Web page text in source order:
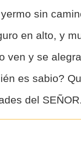
sin
en alto, y
ven y se
es sabio?
del SEÑOR.